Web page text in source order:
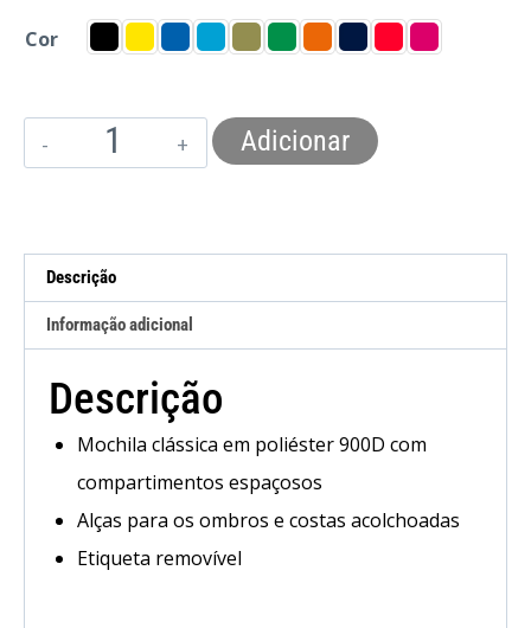
Cor
Adicionar
Descrição
Informação adicional
Descrição
Mochila clássica em poliéster 900D com
compartimentos espaçosos
Alças para os ombros e costas acolchoadas
Etiqueta removível